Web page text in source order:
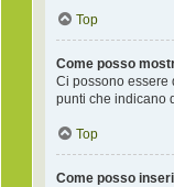
Top
Come posso
Ci possono essere
punti che indicano
Top
Come posso